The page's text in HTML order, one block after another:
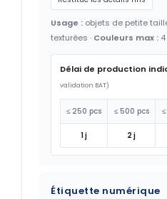
Usage : objets de petite
texturées · Couleurs max : 4
Délai de production
validation BAT)
≤ 250 pcs ≤ 500 pcs
1 j 2 j
Étiquette numérique